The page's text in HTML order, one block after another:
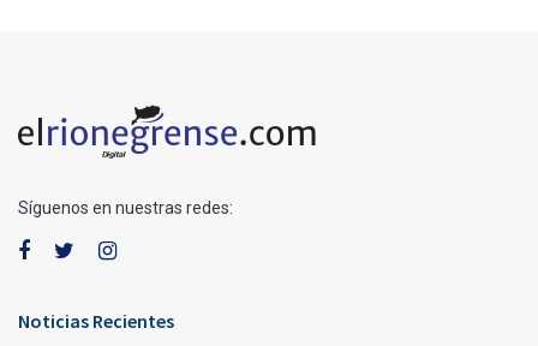
Síguenos en nuestras redes:
Noticias Recientes